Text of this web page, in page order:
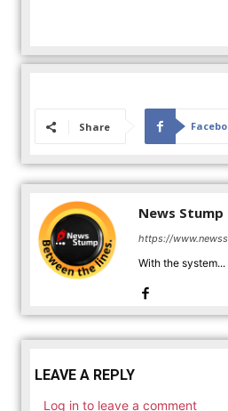
Share
News Stump
https://
With the
LEAVE A REPLY
Log in to leave a comment